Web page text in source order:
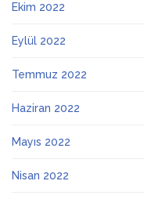
Ekim 2022
Eylül 2022
Temmuz 2022
Haziran 2022
Mayıs 2022
Nisan 2022